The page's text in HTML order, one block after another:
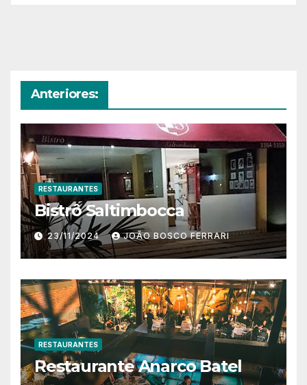
Anteriores:
RESTAURANTES
Bistrô Saltimbocca
23/11/2024 JOÃO BOSCO FERRARI
RESTAURANTES
Restaurante Anarco Batel